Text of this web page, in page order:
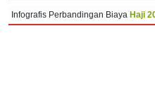
Infografis Perbandingan Biaya Haji